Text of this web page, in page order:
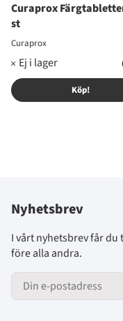
Curaprox
st
Curaprox
Köp!
Nyhetsbrev
I vårt nyhetsbrev får
före alla andra.